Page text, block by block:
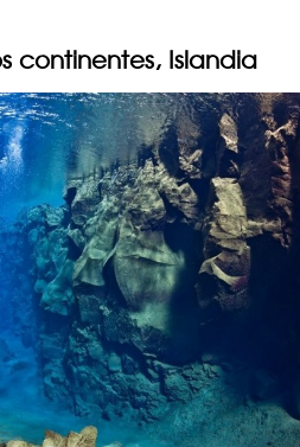
continentes, Islandia